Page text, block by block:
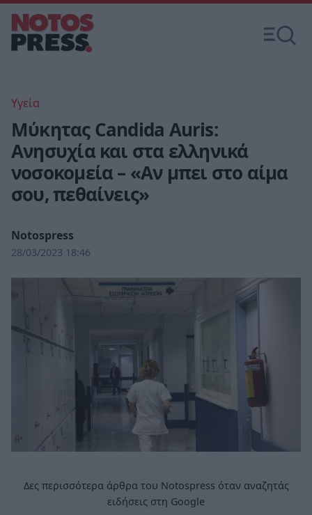
Υγεία
Μύκητας Candida Auris:
Ανησυχία και στα ελληνικά
νοσοκομεία – «Αν μπει στο αίμα
σου, πεθαίνεις»
Notospress
28/03/2023 18:46
Δες περισσότερα άρθρα του Notospress όταν αναζητάς
ειδήσεις στη Google